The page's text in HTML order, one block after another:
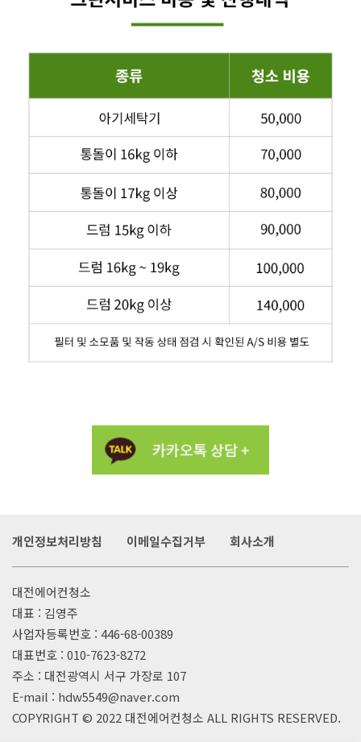
개인정보처리방침 이메일수집거부 회사소개
대전에어컨청소
대표 : 김영주
사업자등록번호 : 446-68-00389
대표번호 : 010-7623-8272
주소 : 대전광역시 서구 가장로 107
E-mail : hdw5549@naver.com
COPYRIGHT © 2022 대전에어컨청소 ALL RIGHTS RESERVED.